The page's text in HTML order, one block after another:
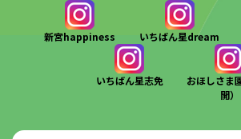
新宮happiness いちばん星dream
いちばん星志免
おほしさま
開）